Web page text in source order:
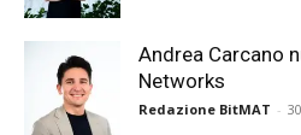
Andrea Carcano
Networks
Redazione BitMAT -